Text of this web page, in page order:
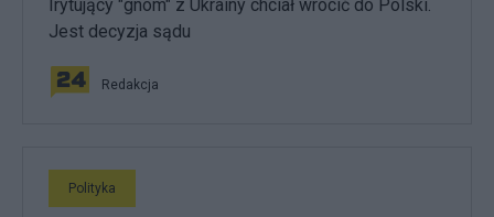
Irytujący "gnom" z Ukrainy chciał wrócić do Polski.
Jest decyzja sądu
Redakcja
Polityka